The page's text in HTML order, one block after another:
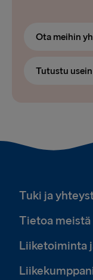
Ota meihin
Tutustu
Tuki ja
Tietoa meistä
Liiketoiminta